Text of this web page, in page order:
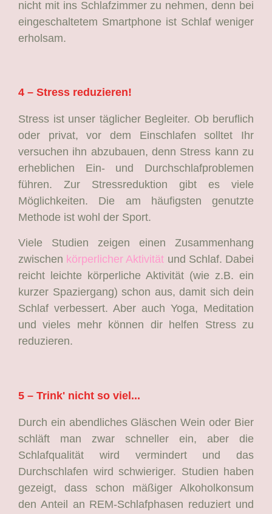
nicht mit ins Schlafzimmer zu nehmen, denn bei
eingeschaltetem Smartphone ist Schlaf weniger
erholsam.
4 – Stress reduzieren!
Stress ist unser täglicher Begleiter. Ob beruflich
oder privat, vor dem Einschlafen solltet Ihr
versuchen ihn abzubauen, denn Stress kann zu
erheblichen Ein- und Durchschlafproblemen
führen. Zur Stressreduktion gibt es viele
Möglichkeiten. Die am häufigsten genutzte
Methode ist wohl der Sport.
Viele Studien zeigen einen Zusammenhang
zwischen körperlicher Aktivität und Schlaf. Dabei
reicht leichte körperliche Aktivität (wie z.B. ein
kurzer Spaziergang) schon aus, damit sich dein
Schlaf verbessert. Aber auch Yoga, Meditation
und vieles mehr können dir helfen Stress zu
reduzieren.
5 – Trink' nicht so viel...
Durch ein abendliches Gläschen Wein oder Bier
schläft man zwar schneller ein, aber die
Schlafqualität wird vermindert und das
Durchschlafen wird schwieriger. Studien haben
gezeigt, dass schon mäßiger Alkoholkonsum
den Anteil an REM-Schlafphasen reduziert und